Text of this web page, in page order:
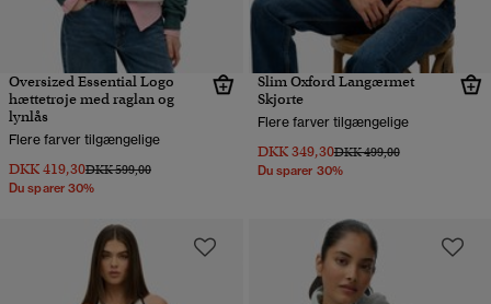
Oversized Essential Logo
hættetrøje med raglan og
lynlås
Flere farver tilgængelige
DKK 419,30Pris nedsat fra
DKK 599,00til
Du sparer 30%
Slim Oxford Langærmet
Skjorte
Flere farver tilgængelige
DKK 349,30Pris nedsat fra
DKK 499,00til
Du sparer 30%